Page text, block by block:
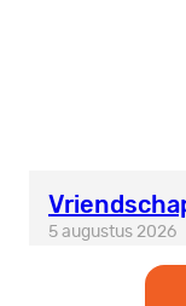
5 augustus 2026